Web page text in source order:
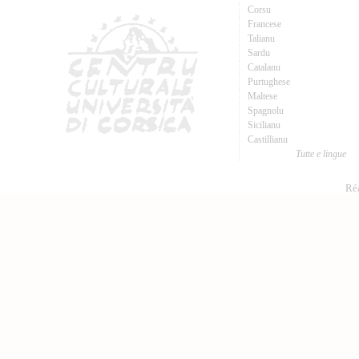
Corsu
Francese
Talianu
Sardu
Catalanu
Purtughese
Maltese
Spagnolu
Sicilianu
Castillianu
Tutte e lingue